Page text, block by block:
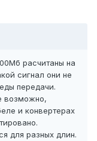
расчитаны на
сигнал они не
передачи.
возможно,
и конвертерах
для разных длин.